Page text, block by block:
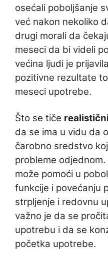
osećali poboljšanje
već nakon nekoliko
drugi morali da
meseci da bi videli
većina ljudi je
pozitivne rezultate
meseci upotrebe.
Što se tiče
da se ima u vidu da
čarobno sredstvo
probleme
može pomoći u
funkcije i povećanju
strpljenje i redovnu
važno je da se
upotrebu i da se
početka upotrebe.